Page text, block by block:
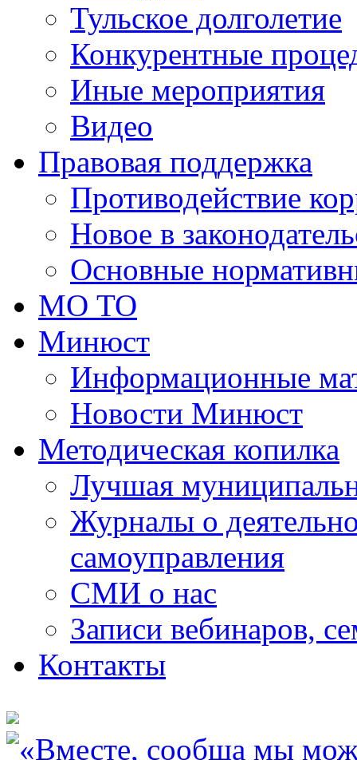
Тульское долголетие
Конкурентные
Иные мероприятия
Видео
Правовая поддержка
Противодействие
Новое в
Основные
МО ТО
Минюст
Информационные
Новости Минюст
Методическая копилка
Лучшая
Журналы о
самоуправления
СМИ о нас
Записи вебинаров,
Контакты